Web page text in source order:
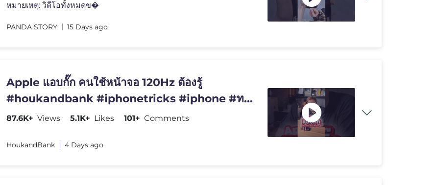
หมายเหตุ: วิดีโอทั้งหมดข�
PANDA STORY 15 Days ago
Apple แอบกั๊ก คนใช้หน้าจอ 120Hz ต้องรู้
#houkandbank #iphonetricks #iphone #ทริค
ไอโฟน #เทรนด์วันนี้
87.6K+ Views 5.1K+ Likes 101+ Comments
HoukandBank 4 Days ago